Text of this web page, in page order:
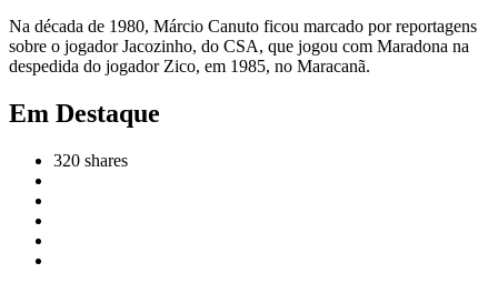
Na década de 1980, Márcio Canuto ficou marcado por reportagens
sobre o jogador Jacozinho, do CSA, que jogou com Maradona na
despedida do jogador Zico, em 1985, no Maracanã.
Em Destaque
320 shares